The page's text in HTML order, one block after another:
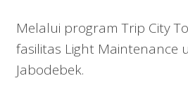
Melalui program Trip City
fasilitas Light Maintenance
Jabodebek.